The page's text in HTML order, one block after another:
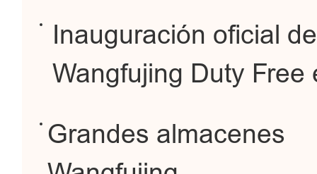
Inauguración oficial
Wangfujing Duty
Grandes almacenes